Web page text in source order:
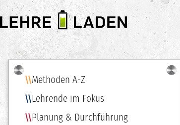
LEHRE
LADEN
Navigation
Methoden A-Z
Lehrende im Fokus
Planung & Durchführung